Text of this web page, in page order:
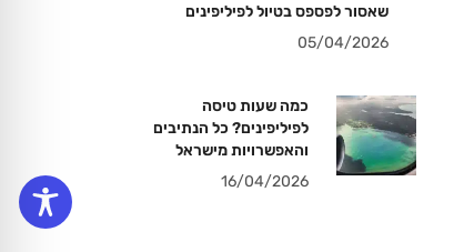
שאסור לפספס בטיול לפיליפינים
05/04/2026
כמה שעות טיסה
לפיליפינים? כל הנתיבים
והאפשרויות מישראל
16/04/2026